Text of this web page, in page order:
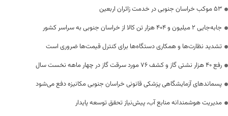
53 موکب خراسان جنوبی در خدمت زائران اربعین
جابه‌جایی 2 میلیون و 404 هزار تن کالا از خراسان جنوبی به سراسر کشور
تشدید نظارت‌ها و همکاری دستگاه‌ها برای کنترل قیمت‌ها ضروری است
رفع 40 هزار نشتی گاز و کشف 76 مورد سرقت گاز در چهار ماهه نخست سال
پسماندهای آزمایشگاهی پزشکی قانونی خراسان جنوبی مکانیزه دفع می‌شود
مدیریت هوشمندانه منابع آب، پیش‌نیاز تحقق توسعه پایدار